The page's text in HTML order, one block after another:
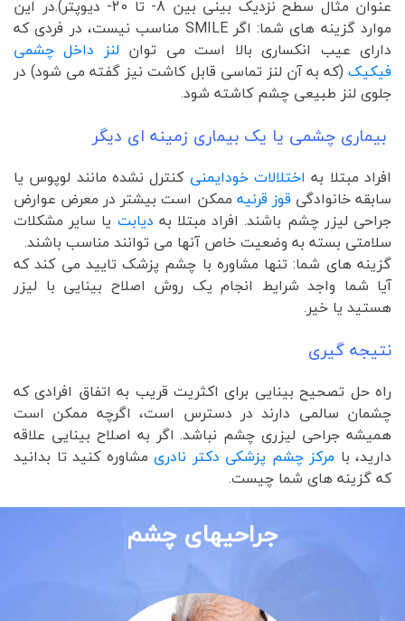
عنوان مثال سطح نزدیک بینی بین 8- تا 20- دیوپتر).در این
موارد گزینه های شما: اگر SMILE مناسب نیست، در فردی که
دارای عیب انکساری بالا است می توانلنز داخل چشمی
فیکیک (که به آن لنز تماسی قابل کاشت نیز گفته می شود) در
جلوی لنز طبیعی چشم کاشته شود.
بیماری چشمی یا یک بیماری زمینه ای دیگر
افراد مبتلا بهاختلالات خودایمنی کنترل نشده مانند لوپوس یا
سابقه خانوادگی قوز قرنیه ممکن است بیشتر در معرض عوارض
جراحی لیزر چشم باشند. افراد مبتلا به دیابت یا سایر مشکلات
سلامتی بسته به وضعیت خاص آنها می توانند مناسب باشند.
گزینه های شما: تنها مشاوره با چشم پزشک تایید می کند که
آیا شما واجد شرایط انجام یک روش اصلاح بینایی با لیزر
هستید یا خیر.
نتیجه گیری
راه حل تصحیح بینایی برای اکثریت قریب به اتفاق افرادی که
چشمان سالمی دارند در دسترس است، اگرچه ممکن است
همیشه جراحی لیزری چشم نباشد. اگر به اصلاح بینایی علاقه
دارید، با مرکز چشم پزشکی دکتر نادری مشاوره کنید تا بدانید
که گزینه های شما چیست.
جراحیهای چشم